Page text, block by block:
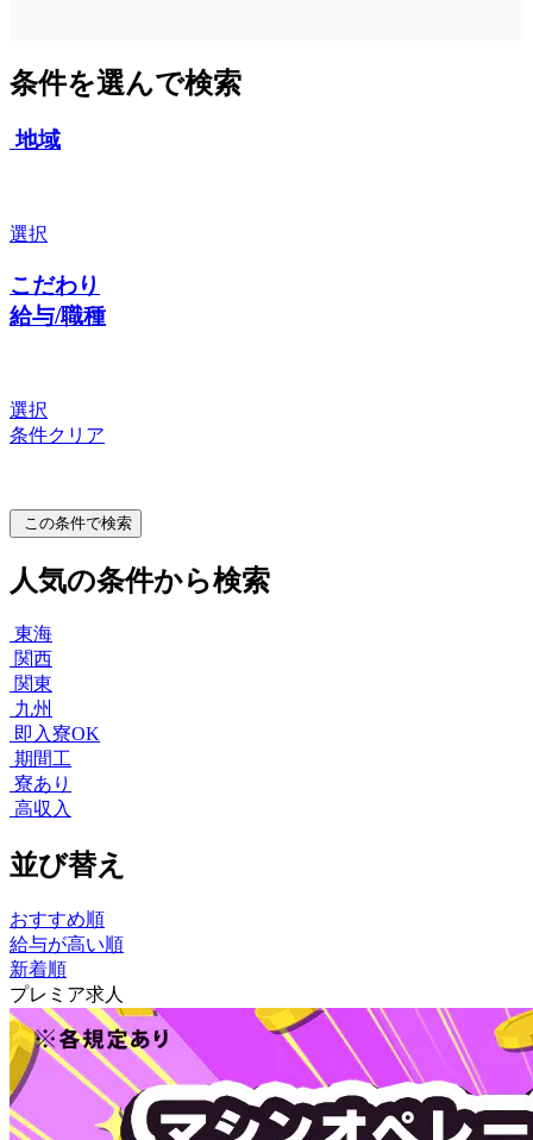
条件を選んで検索
地域
選択
こだわり
給与/職種
選択
条件クリア
この条件で検索
人気の条件から検索
東海
関西
関東
九州
即入寮OK
期間工
寮あり
高収入
並び替え
おすすめ順
給与が高い順
新着順
プレミア求人